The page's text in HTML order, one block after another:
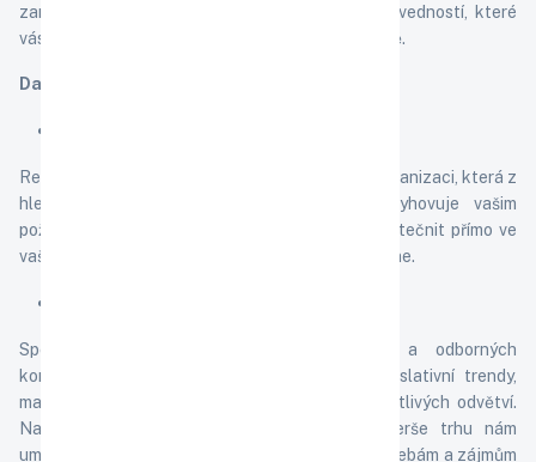
zaměřených na rozvoj soft skills – klíčových dovedností, které
vás podpoří nejen v profesním, ale i osobním životě.
Další vzdělávací nabídka:
Realizujeme vzdělávání na míru přímo pro Vaši organizaci, která z
hlediska tématu, termínu či místa konání vyhovuje vašim
požadavkům. Po domluvě je možné školení uskutečnit přímo ve
vašem sídle, v námi zajištěných prostorách či online.
Specializujeme se na pořádání národních a odborných
konferencí, které se zaměřují na aktuální legislativní trendy,
manažerské postupy a specifické otázky jednotlivých odvětví.
Naše dlouholeté zkušenosti a důkladné rešerše trhu nám
umožňují připravit programy, které odpovídají potřebám a zájmům